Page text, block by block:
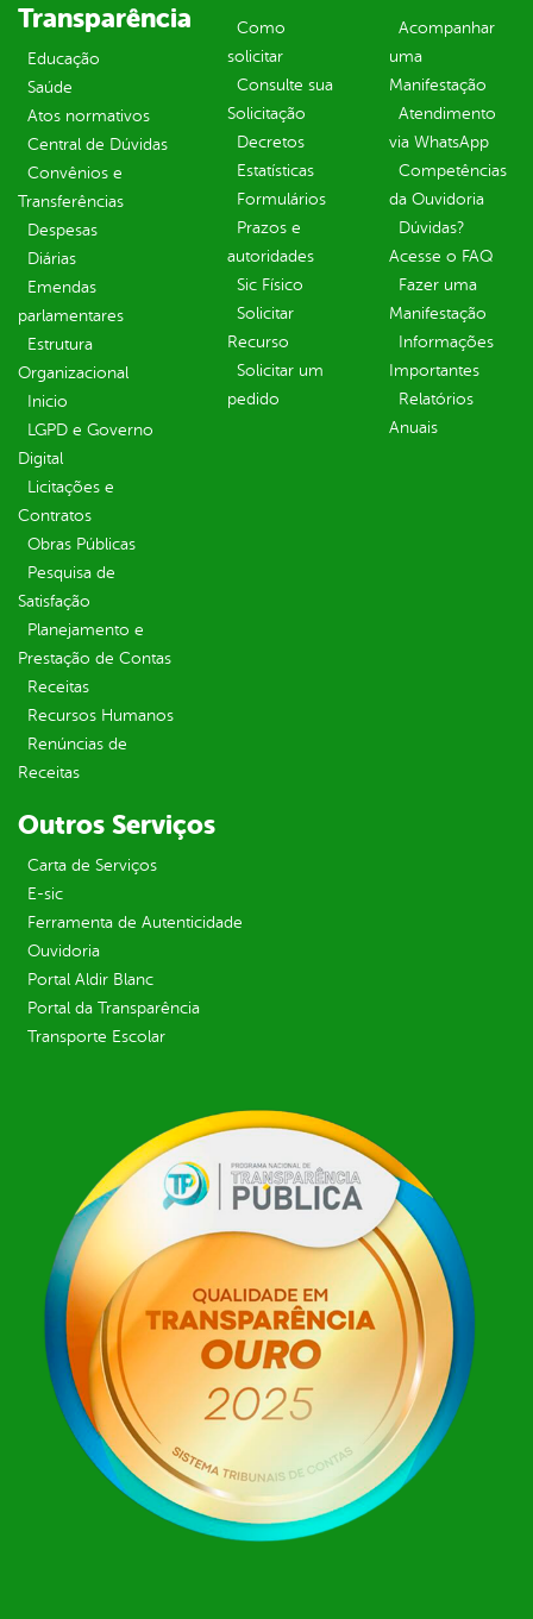
Transparência
Educação
Saúde
Atos normativos
Central de Dúvidas
Convênios e
Transferências
Despesas
Diárias
Emendas
parlamentares
Estrutura
Organizacional
Inicio
LGPD e Governo
Digital
Licitações e
Contratos
Obras Públicas
Pesquisa de
Satisfação
Planejamento e
Prestação de Contas
Receitas
Recursos Humanos
Renúncias de
Receitas
Como
solicitar
Consulte sua
Solicitação
Decretos
Estatísticas
Formulários
Prazos e
autoridades
Sic Físico
Solicitar
Recurso
Solicitar um
pedido
Acompanhar
uma
Manifestação
Atendimento
via WhatsApp
Competências
da Ouvidoria
Dúvidas?
Acesse o FAQ
Fazer uma
Manifestação
Informações
Importantes
Relatórios
Anuais
Outros Serviços
Carta de Serviços
E-sic
Ferramenta de Autenticidade
Ouvidoria
Portal Aldir Blanc
Portal da Transparência
Transporte Escolar